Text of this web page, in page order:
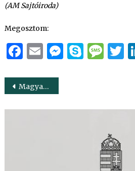
(AM Sajtóiroda)
Megosztom:
Facebook
EmailSkype
Bejegyzés
navigáció
Magyarország nem kér a műhúsból